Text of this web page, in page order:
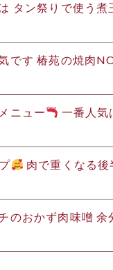
タン祭りで使う煮
です 椿苑の焼肉
ニュー 一番人気
肉で重くなる
のおかず肉味噌 余